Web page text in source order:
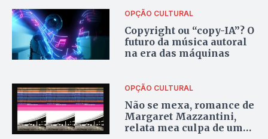
OPÇÃO CULTURAL
Copyright ou “copy-IA”? O
futuro da música autoral
na era das máquinas
OPÇÃO CULTURAL
Não se mexa, romance de
Margaret Mazzantini,
relata mea culpa de um